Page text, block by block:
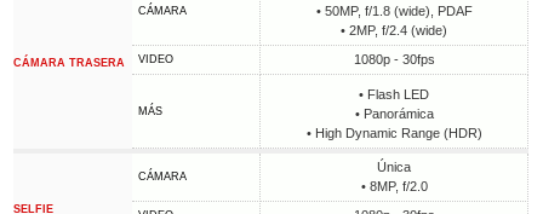
CÁMARA TRASERA
CÁMARA
• 50MP, f/1.8 (wide), PDAF
• 2MP, f/2.4 (wide)
VIDEO 1080p - 30fps
MÁS
• Flash LED
• Panorámica
• High Dynamic Range (HDR)
SELFIE
CÁMARA
Única
• 8MP, f/2.0